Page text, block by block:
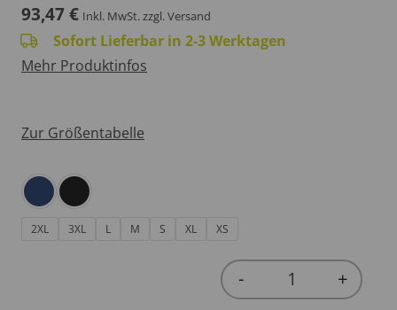
93,47€ Inkl. MwSt.zzgl. Versand
Sofort Lieferbar in 2-3 Werktagen
Mehr Produktinfos
Zur Größentabelle
2XL 3XL L M S XL XS
Quantity
- +